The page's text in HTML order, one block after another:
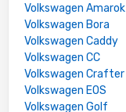
Volkswagen Amarok
Volkswagen Bora
Volkswagen Caddy
Volkswagen CC
Volkswagen Crafter
Volkswagen EOS
Volkswagen Golf